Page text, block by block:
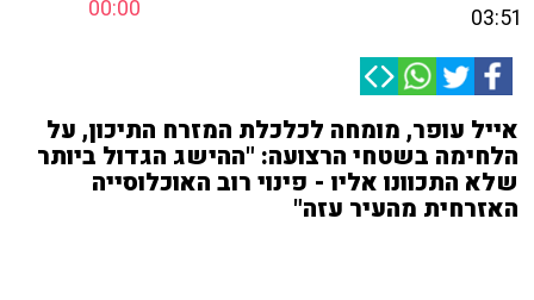
00:00 03:51
אייל עופר, מומחה לכלכלת המזרח התיכון, על
הלחימה בשטחי הרצועה: "ההישג הגדול ביותר
שלא התכוונו אליו - פינוי רוב האוכלוסייה
האזרחית מהעיר עזה"